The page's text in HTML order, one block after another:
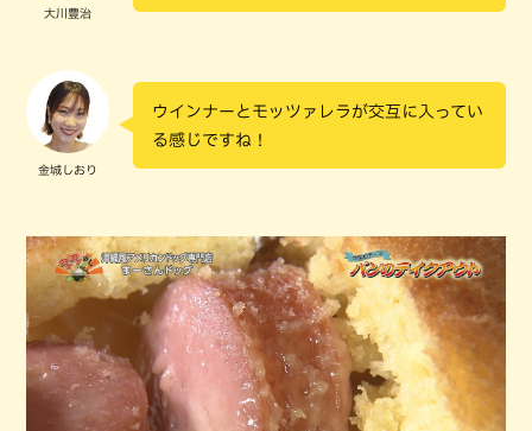
大川豊治
金城しおり
ウインナーとモッツァレラが交互に入ってい
る感じですね！